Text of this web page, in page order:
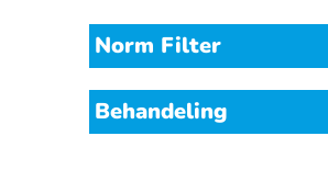
Norm Filter
Behandeling